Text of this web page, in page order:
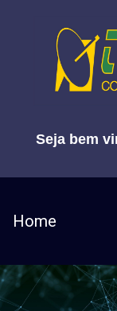
Seja bem
Home